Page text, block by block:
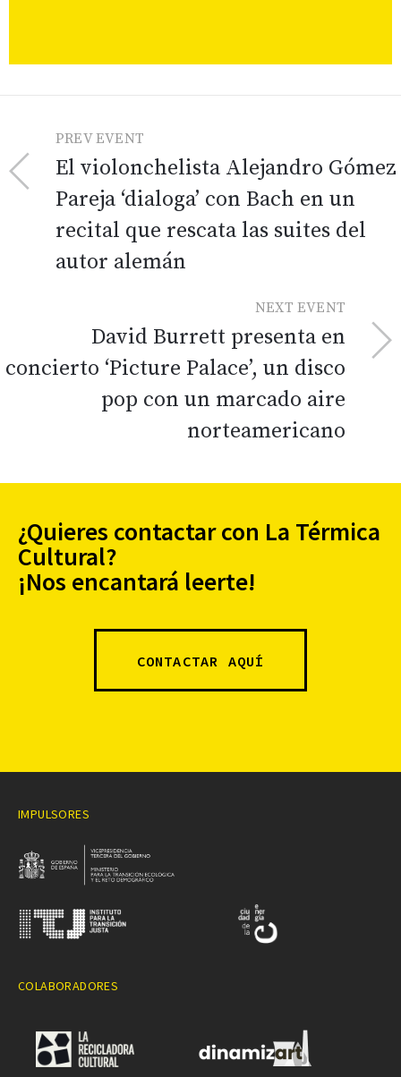
PREV EVENT
El violonchelista Alejandro Gómez
Pareja ‘dialoga’ con Bach en un
recital que rescata las suites del
autor alemán
NEXT EVENT
David Burrett presenta en
concierto ‘Picture Palace’, un disco
pop con un marcado aire
norteamericano
¿Quieres contactar con La Térmica
Cultural?
¡Nos encantará leerte!
CONTACTAR AQUÍ
IMPULSORES
COLABORADORES